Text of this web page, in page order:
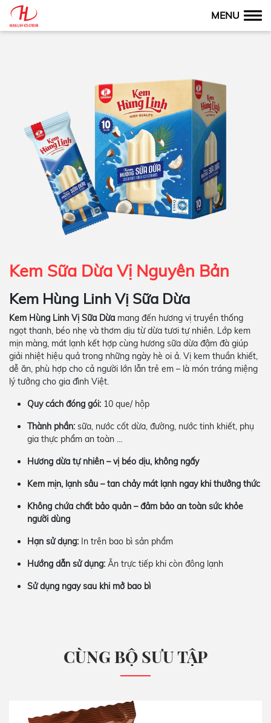
MENU
Kem Sữa Dừa Vị Nguyên Bản
Kem Hùng Linh Vị Sữa Dừa
Kem Hùng Linh Vị Sữa Dừa mang đến hương vị truyền thống
ngọt thanh, béo nhẹ và thơm dịu từ dừa tươi tự nhiên. Lớp kem
mịn màng, mát lạnh kết hợp cùng hương sữa dừa đậm đà giúp
giải nhiệt hiệu quả trong những ngày hè oi ả. Vị kem thuần khiết,
dễ ăn, phù hợp cho cả người lớn lẫn trẻ em – là món tráng miệng
lý tưởng cho gia đình Việt.
Quy cách đóng gói: 10 que/ hộp
Thành phần: sữa, nước cốt dừa, đường, nước tinh khiết, phụ
gia thực phẩm an toàn …
Hương dừa tự nhiên – vị béo dịu, không ngấy
Kem mịn, lạnh sâu – tan chảy mát lạnh ngay khi thưởng thức
Không chứa chất bảo quản – đảm bảo an toàn sức khỏe
người dùng
Hạn sử dụng: In trên bao bì sản phẩm
Hướng dẫn sử dụng: Ăn trực tiếp khi còn đông lạnh
Sử dụng ngay sau khi mở bao bì
CÙNG BỘ SƯU TẬP